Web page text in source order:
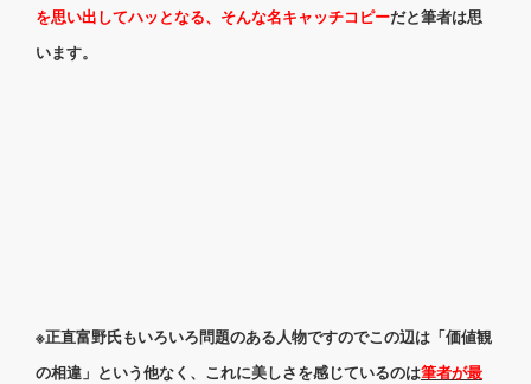
を思い出してハッとなる、そんな名キャッチコピーだと筆者は思
います。
※正直富野氏もいろいろ問題のある人物ですのでこの辺は「価値観
の相違」という他なく、これに美しさを感じているのは筆者が最